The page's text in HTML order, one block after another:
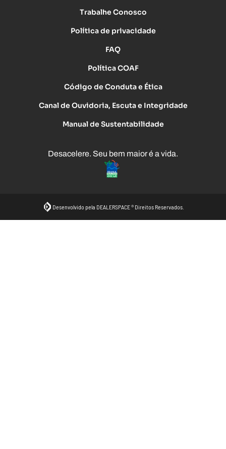
Trabalhe Conosco
Política de privacidade
FAQ
Política COAF
Código de Conduta e Ética
Canal de Ouvidoria, Escuta e Integridade
Manual de Sustentabilidade
Desacelere. Seu bem maior é a vida.
Desenvolvido pela DEALERSPACE ® Direitos Reservados.